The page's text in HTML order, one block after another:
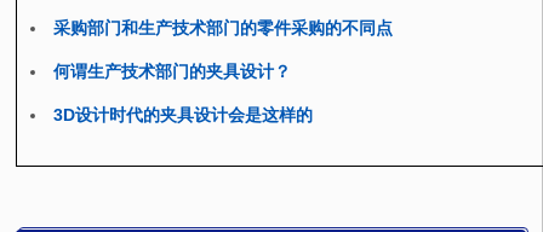
采购部门和生产技术部门的零件采购的不同点
何谓生产技术部门的夹具设计？
3D设计时代的夹具设计会是这样的